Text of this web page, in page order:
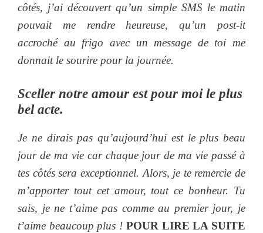
côtés, j’ai découvert qu’un simple SMS le matin
pouvait me rendre heureuse, qu’un post-it
accroché au frigo avec un message de toi me
donnait le sourire pour la journée.
Sceller notre amour est pour moi le plus
bel acte.
Je ne dirais pas qu’aujourd’hui est le plus beau
jour de ma vie car chaque jour de ma vie passé à
tes côtés sera exceptionnel. Alors, je te remercie de
m’apporter tout cet amour, tout ce bonheur. Tu
sais, je ne t’aime pas comme au premier jour, je
t’aime beaucoup plus ! POUR LIRE LA SUITE